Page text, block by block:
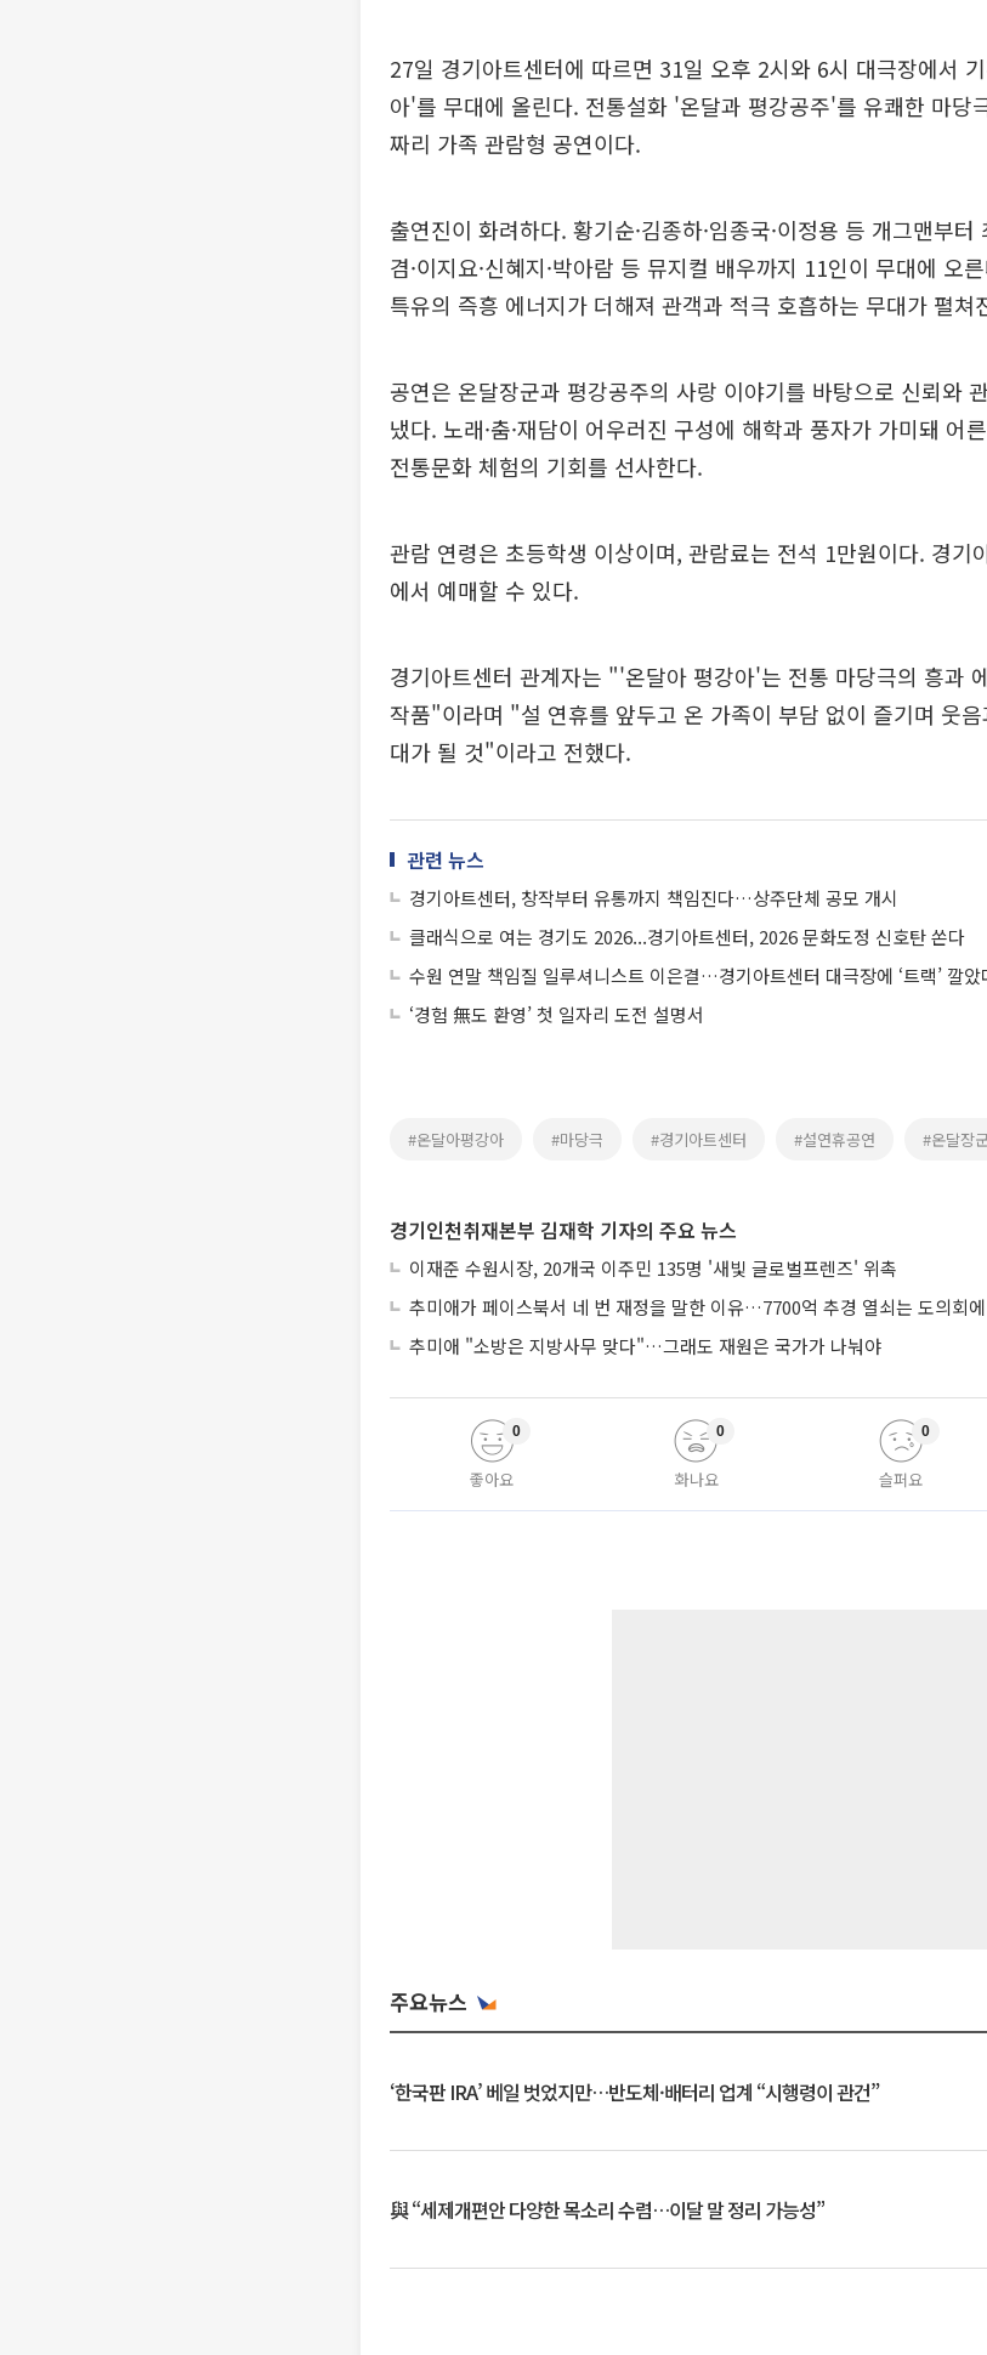
27일 경기아트센터에 따르면 31일 오후 2시와 6시 대극장에서
아'를 무대에 올린다. 전통설화 '온달과 평강공주'를 유쾌한 마당
짜리 가족 관람형 공연이다.
출연진이 화려하다. 황기순·김종하·임종국·이정용 등 개그맨부터
겸·이지요·신혜지·박아람 등 뮤지컬 배우까지 11인이 무대에 오
특유의 즉흥 에너지가 더해져 관객과 적극 호흡하는 무대가 펼쳐
공연은 온달장군과 평강공주의 사랑 이야기를 바탕으로 신뢰와
냈다. 노래·춤·재담이 어우러진 구성에 해학과 풍자가 가미돼 어
전통문화 체험의 기회를 선사한다.
관람 연령은 초등학생 이상이며, 관람료는 전석 1만원이다. 경기
에서 예매할 수 있다.
경기아트센터 관계자는 "'온달아 평강아'는 전통 마당극의 흥과
작품"이라며 "설 연휴를 앞두고 온 가족이 부담 없이 즐기며 웃
대가 될 것"이라고 전했다.
관련 뉴스
경기아트센터, 창작부터 유통까지 책임진다…상주단체 공모 개시
클래식으로 여는 경기도 2026...경기아트센터, 2026 문화도정 신호탄 쏜다
수원 연말 책임질 일루셔니스트 이은결…경기아트센터 대극장에 ‘트랙’ 깔았
‘경험 無도 환영’ 첫 일자리 도전 설명서
#온달아평강아 #마당극 #경기아트센터 #설연휴공연 #온달장
경기인천취재본부 김재학 기자의 주요 뉴스
이재준 수원시장, 20개국 이주민 135명 '새빛 글로벌프렌즈' 위촉
추미애가 페이스북서 네 번 재정을 말한 이유…7700억 추경 열쇠는 도의회에
추미애 "소방은 지방사무 맞다"…그래도 재원은 국가가 나눠야
좋아요
0
화나요
0
슬퍼요
0
주요뉴스
‘한국판 IRA’ 베일 벗었지만…반도체·배터리 업계 “시행령이 관건”
與 “세제개편안 다양한 목소리 수렴…이달 말 정리 가능성”